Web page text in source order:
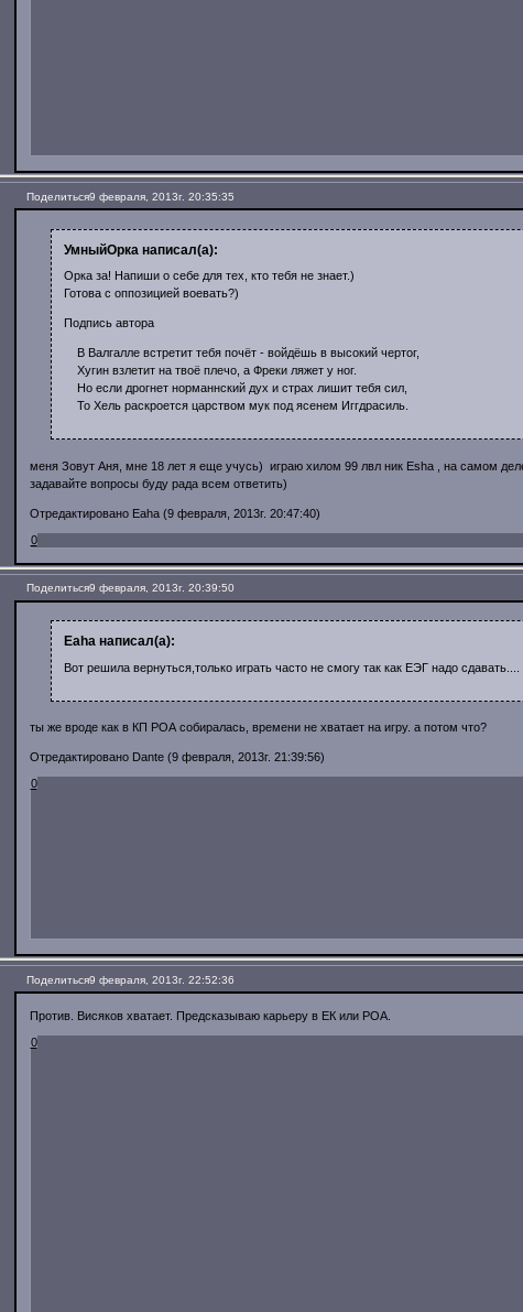
Поделиться9 февраля, 2013г. 20:35:35
УмныйОрка написал(а):
Орка за! Напиши о себе для тех, кто тебя не знает.)
Готова с оппозицией воевать?)
Подпись автора
В Валгалле встретит тебя почёт - войдёшь в высокий чертог,
Хугин взлетит на твоё плечо, а Фреки ляжет у ног.
Но если дрогнет норманнский дух и страх лишит тебя сил,
То Хель раскроется царством мук под ясенем Иггдрасиль.
меня Зовут Аня, мне 18 лет я еще учусь) играю хилом 99 лвл ник Esha , на самом
задавайте вопросы буду рада всем ответить)
Отредактировано Eaha (9 февраля, 2013г. 20:47:40)
0
Поделиться9 февраля, 2013г. 20:39:50
Eaha написал(а):
Вот решила вернуться,только играть часто не смогу так как ЕЭГ надо
ты же вроде как в КП РОА собиралась, времени не хватает на игру. а потом что?
Отредактировано Dante (9 февраля, 2013г. 21:39:56)
0
Поделиться9 февраля, 2013г. 22:52:36
Против. Висяков хватает. Предсказываю карьеру в ЕК или РОА.
0